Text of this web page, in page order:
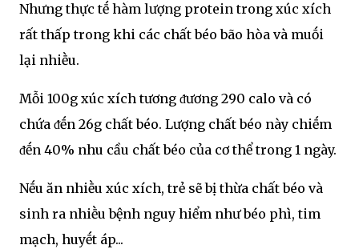
Nhưng thực tḗ hàm lượng protein trong xúc xích
rất thấp trong khi các chất béo bão hòa và muṓi
lại nhiḕu.
Mỗi 100g xúc xích tương ᵭương 290 calo và có
chứa ᵭḗn 26g chất béo. Lượng chất béo này chiḗm
ᵭḗn 40% nhu cầu chất béo của cơ thể trong 1 ngày.
Nḗu ăn nhiḕu xúc xích, trẻ sẽ bị thừa chất béo và
sinh ra nhiḕu bệnh nguy hiểm như béo phì, tim
mạch, huyḗt áp...